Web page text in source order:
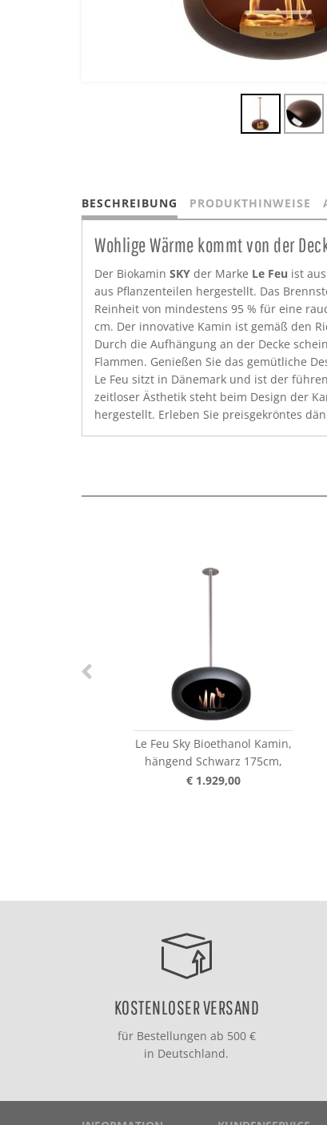
BESCHREIBUNG PRODUKTHINWEISE
Wohlige Wärme kommt von der
Der Biokamin SKY der Marke Le Feu ist
aus Pflanzenteilen hergestellt. Das
Reinheit von mindestens 95 % für eine
cm. Der innovative Kamin ist gemäß den
Durch die Aufhängung an der Decke
Flammen. Genießen Sie das gemütliche
Le Feu sitzt in Dänemark und ist der
zeitloser Ästhetik steht beim Design der
hergestellt. Erleben Sie preisgekröntes
Le Feu Sky Bioethanol Kamin,
hängend Schwarz 175cm,
€ 1.929,00
KOSTENLOSER VERSAND
für Bestellungen ab 500 €
in Deutschland.